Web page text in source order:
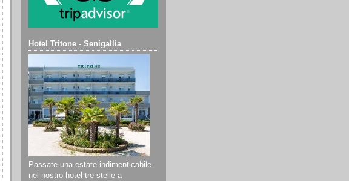
Hotel Tritone - Senigallia
Passate una estate indimenticabile
nel nostro hotel tre stelle a